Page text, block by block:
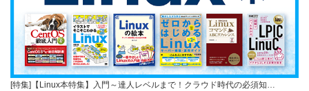
[特集]【Linux本特集】入門～達人レベルまで！クラウド時代の必須知…